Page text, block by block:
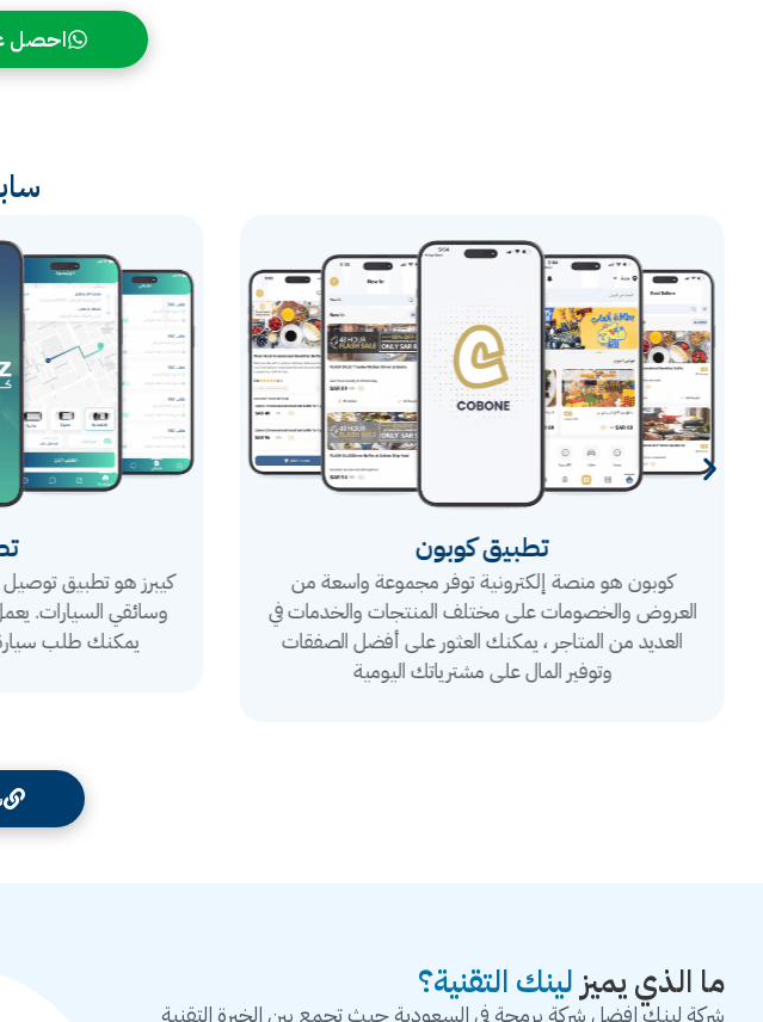
احصل
تطبيق كوبون
كوبون هو منصة إلكترونية توفر مجموعة واسعة من
العروض والخصومات على مختلف المنتجات والخدمات في
العديد من المتاجر ، يمكنك العثور على أفضل الصفقات
وتوفير المال على مشترياتك اليومية
كيبرز هو تطبيق توصيل
وسائقي السيارات.
يمكنك طلب
ما الذي يميز لينك التقنية؟
شركة لينك افضل شركة برمجة في السعودية حيث تجمع بين الخبرة التقنية